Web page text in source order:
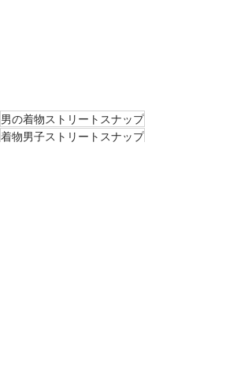
男の着物ストリートスナップ
着物男子ストリートスナップ